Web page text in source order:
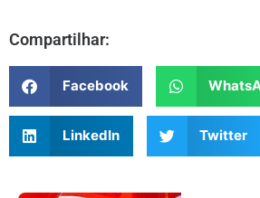
Compartilhar:
Facebook
LinkedIn Twitter